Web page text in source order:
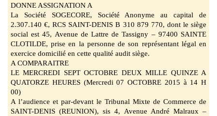
DONNE ASSIGNATION A
La Société SOGECORE, Société Anonyme au capital de
2.307.140€, RCS SAINT-DENIS B 310 879 770, dont le siège
social est 45, Avenue de Lattre de Tassigny – 97400 SAINTE
CLOTILDE, prise en la personne de son représentant légal en
exercice domicilié en cette qualité audit siège.
A COMPARAITRE
LE MERCREDI SEPT OCTOBRE DEUX MILLE QUINZE A
QUATORZE HEURES (Mercredi 07 OCTOBRE 2015 à 14 H
00)
A l’audience et par-devant le Tribunal Mixte de Commerce de
SAINT-DENIS (REUNION), sis 4, Avenue André Malraux –